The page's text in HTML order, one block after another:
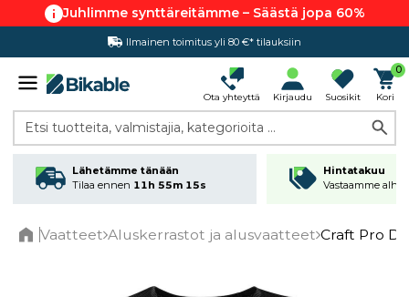
Juhlimme synttäreitämme – Säästä jopa 60%
Ota yhteyttä Kirjaudu Suosikit
0
Kori
Etsi tuotteita, valmistajia, kategorioita ...
Lähetämme tänään
Tilaa ennen 11h 55m 15s
Hintatakuu
Vastaamme
Vaatteet Aluskerrastot ja alusvaatteet Craft Pro